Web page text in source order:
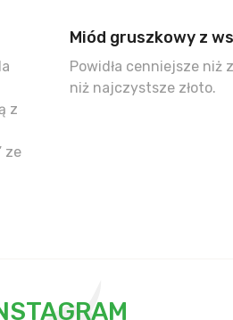
z
ze
Miód gruszkowy z
Powidła cenniejsze niż
niż najczystsze złoto.